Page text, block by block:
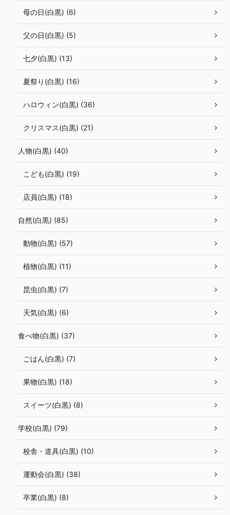
母の日(白黒) (6)
父の日(白黒) (5)
七夕(白黒) (13)
夏祭り(白黒) (16)
ハロウィン(白黒) (36)
クリスマス(白黒) (21)
人物(白黒) (40)
こども(白黒) (19)
店員(白黒) (18)
自然(白黒) (85)
動物(白黒) (57)
植物(白黒) (11)
昆虫(白黒) (7)
天気(白黒) (6)
食べ物(白黒) (37)
ごはん(白黒) (7)
果物(白黒) (18)
スイーツ(白黒) (8)
学校(白黒) (79)
校舎・道具(白黒) (10)
運動会(白黒) (38)
卒業(白黒) (8)